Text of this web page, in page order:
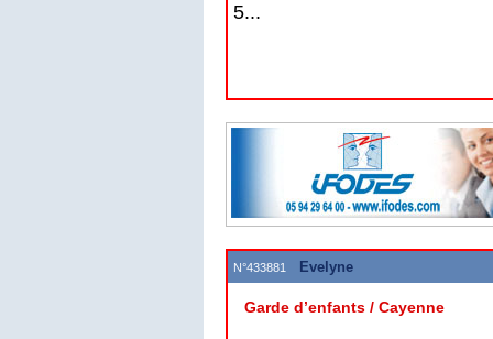
5...
N°433881 Evelyne
Garde d’enfants / Cayenne